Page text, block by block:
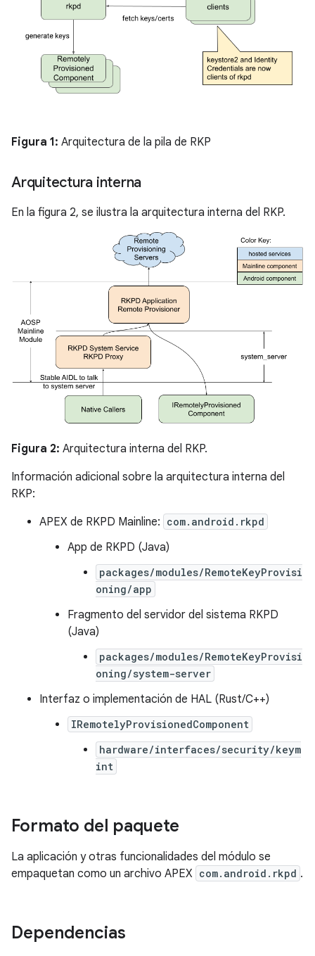
Figura 1: Arquitectura de la pila de RKP
Arquitectura interna
En la figura 2, se ilustra la arquitectura interna del RKP.
Figura 2: Arquitectura interna del RKP.
Información adicional sobre la arquitectura interna del
RKP:
APEX de RKPD Mainline: com.android.rkpd
App de RKPD (Java)
packages/modules/RemoteKeyProvisi
oning/app
Fragmento del servidor del sistema RKPD
(Java)
packages/modules/RemoteKeyProvisi
oning/system-server
Interfaz o implementación de HAL (Rust/C++)
IRemotelyProvisionedComponent
hardware/interfaces/security/keym
int
Formato del paquete
La aplicación y otras funcionalidades del módulo se
empaquetan como un archivo APEX com.android.rkpd .
Dependencias